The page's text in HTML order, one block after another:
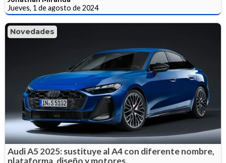
Jueves, 1 de agosto de 2024
Novedades
Audi A5 2025: sustituye al A4 con diferente nombre,
plataforma, diseño y motores